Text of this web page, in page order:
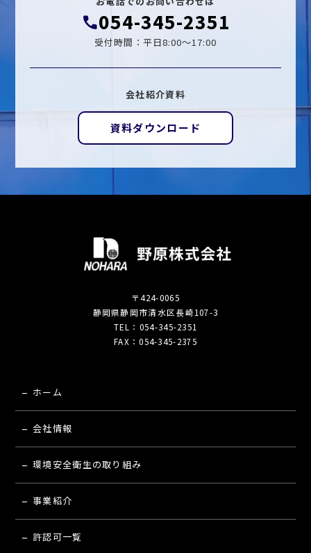
054-345-2351
受付時間：平日8:00〜17:00
会社紹介資料
資料ダウンロード
〒424-0065
静岡県静岡市清水区長崎107-3
TEL：054-345-2351
FAX：054-345-2375
ホーム
会社情報
環境安全衛生の取り組み
事業紹介
許認可一覧